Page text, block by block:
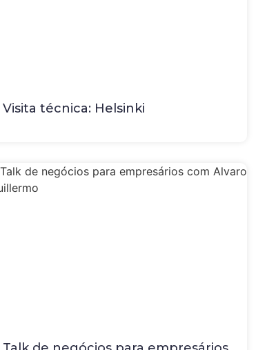
Visita técnica: Helsinki